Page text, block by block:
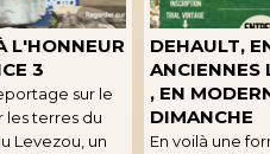
L'HONNEUR
3
sur le
les terres du
Levezou, un
DEHAULT,
ANCIENNES
, EN
DIMANCHE
En voilà une